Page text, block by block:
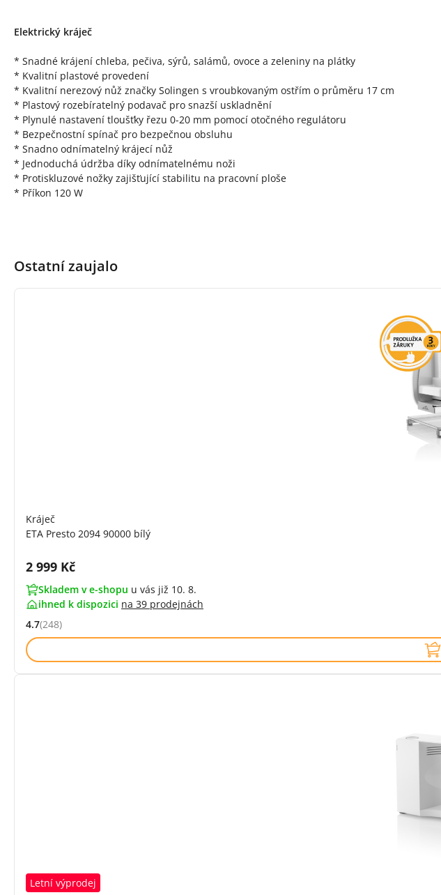
Elektrický kráječ
* Snadné krájení chleba, pečiva, sýrů, salámů, ovoce a zeleniny na plátky
* Kvalitní plastové provedení
* Kvalitní nerezový nůž značky Solingen s vroubkovaným ostřím o průměru 17 cm
* Plastový rozebíratelný podavač pro snazší uskladnění
* Plynulé nastavení tloušťky řezu 0-20 mm pomocí otočného regulátoru
* Bezpečnostní spínač pro bezpečnou obsluhu
* Snadno odnímatelný krájecí nůž
* Jednoduchá údržba díky odnímatelnému noži
* Protiskluzové nožky zajišťující stabilitu na pracovní ploše
* Příkon 120 W
Ostatní zaujalo
Kráječ
ETA Presto 2094 90000 bílý
Cena s DPH:
2 999 Kč
Skladem v e-shopu u vás již 10. 8.
ihned k dispozici na 39 prodejnách
Hodnocení: 4.7 z 5 (248 recenzí)
4.7(248)
Letní výprodej